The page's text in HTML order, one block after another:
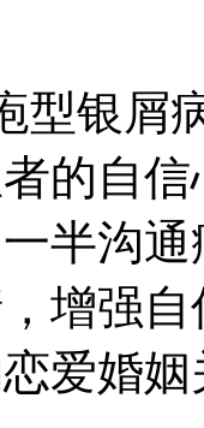
型银屑
的自
半沟
增强
爱婚姻